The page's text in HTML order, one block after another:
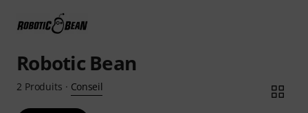
Robotic Bean
2 Produits · Conseil